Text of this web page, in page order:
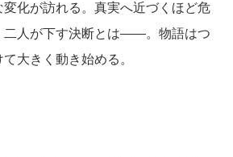
化が訪れる。真実へ近づくほど危
二人が下す決断とは――。物語はつ
大きく動き始める。